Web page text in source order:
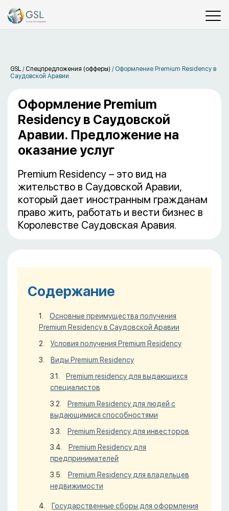
GSL / Спецпредложения (офферы) / Оформление Premium Residency в
Саудовской Аравии.
Оформление Premium
Residency в Саудовской
Аравии. Предложение на
оказание услуг
Premium Residency – это вид на
жительство в Саудовской Аравии,
который дает иностранным гражданам
право жить, работать и вести бизнес в
Королевстве Саудовская Аравия.
Содержание
Основные преимущества получения
Premium Residency в Саудовской Аравии
Условия получения Premium Residency
Виды Premium Residency
Premium residency для выдающихся
специалистов
Premium Residency для людей с
выдающимися способностями
Premium Residency для инвесторов
Premium Residency для
предпринимателей
Premium Residency для владельцев
недвижимости
Государственные сборы для оформления